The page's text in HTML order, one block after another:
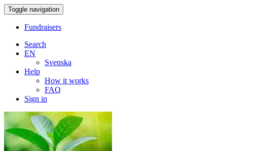
Toggle navigation
Fundraisers
Search
EN
Svenska
Help
How it works
FAQ
Sign in